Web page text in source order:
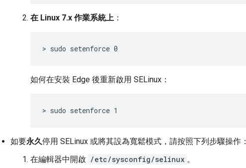
在 Linux 7.x 作業系統上 ：
> sudo setenforce 0
如何在安裝 Edge 後重新啟用 SELinux：
> sudo setenforce 1
如要永久停用 SELinux 或將其設為寬鬆模式，請按照下列步驟操作：
在編輯器中開啟 /etc/sysconfig/selinux 。